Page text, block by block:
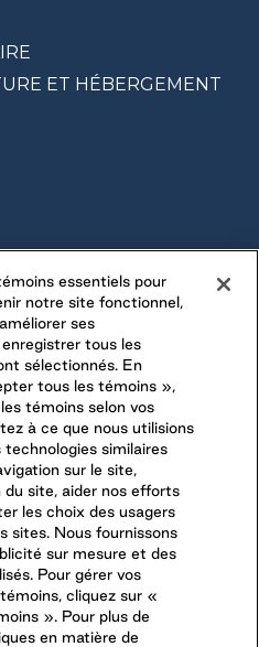
ET HÉBERGEMENT
NOUS
essentiels pour
notre site fonctionnel,
ses
tous les
sélectionnés. En
tous les témoins »,
témoins selon vos
à ce que nous utilisions
similaires
sur le site,
du site, aider nos efforts
les choix des usagers
sites. Nous fournissons
sur mesure et des
Pour gérer vos
cliquez sur «
». Pour plus de
en matière de